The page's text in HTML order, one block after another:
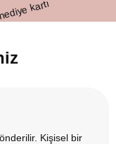
Kişisel bir